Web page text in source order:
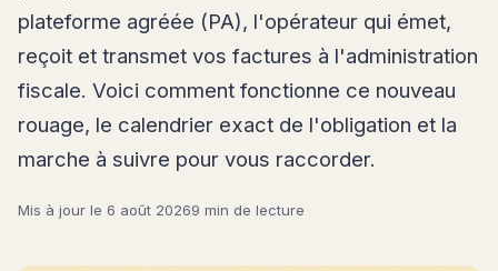
plateforme agréée (PA), l'opérateur qui émet,
reçoit et transmet vos factures à l'administration
fiscale. Voici comment fonctionne ce nouveau
rouage, le calendrier exact de l'obligation et la
marche à suivre pour vous raccorder.
Mis à jour le 6 août 20269 min de lecture